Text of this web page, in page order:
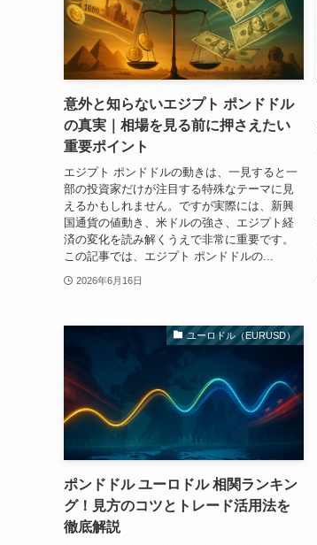
意外と知らないエジプト ポンドドル
の真実｜相場を見る前に押さえたい
重要ポイント
エジプト ポンドドルの動きは、一見すると一
部の投資家だけが注目する特殊なテーマに見
えるかもしれません。ですが実際には、新興
国通貨の値動き、米ドルの強さ、エジプト経
済の変化を読み解くうえで非常に重要です。
この記事では、エジプト ポンドドルの...
2026年6月16日
ユーロドル（EURUSD）
ポンドドル ユーロドル 相関ランキン
グ！見方のコツとトレード活用法を
徹底解説